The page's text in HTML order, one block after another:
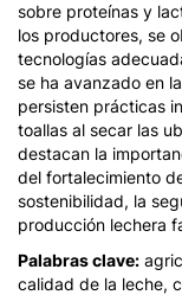
sobre proteínas y
los productores, se
tecnologías
se ha avanzado en
persisten prácticas
toallas al secar las
destacan la
del fortalecimiento
sostenibilidad, la
producción lechera
Palabras clave:
calidad de la leche,